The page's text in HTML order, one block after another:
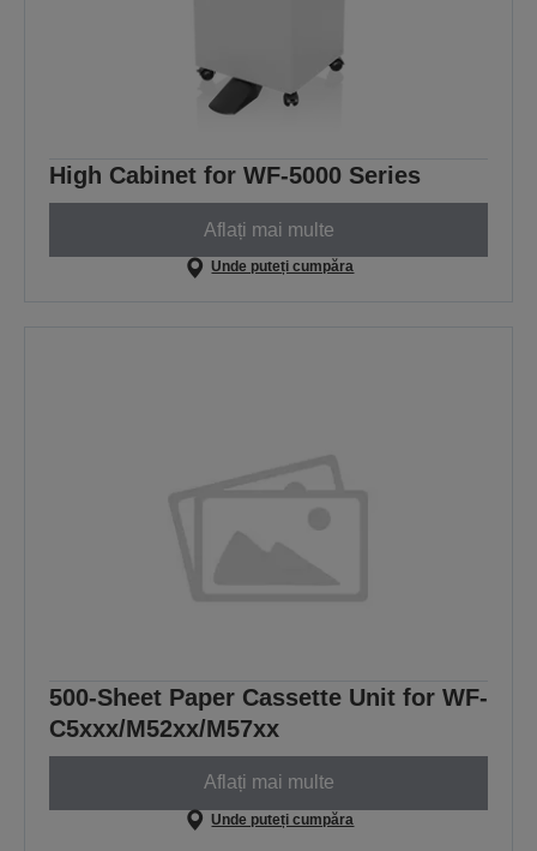
High Cabinet for WF-5000 Series
Aflați mai multe
Unde puteți cumpăra
500-Sheet Paper Cassette Unit for WF-
C5xxx/M52xx/M57xx
Aflați mai multe
Unde puteți cumpăra